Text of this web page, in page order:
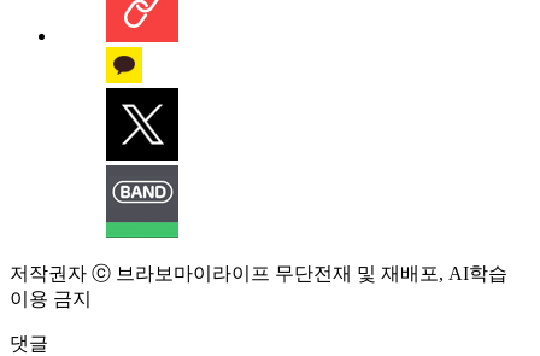
저작권자 ⓒ 브라보마이라이프 무단전재 및 재배포, AI학습
이용 금지
댓글